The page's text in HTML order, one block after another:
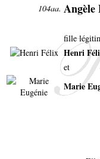
104aa. Angèle
fille
Henri
et
Marie